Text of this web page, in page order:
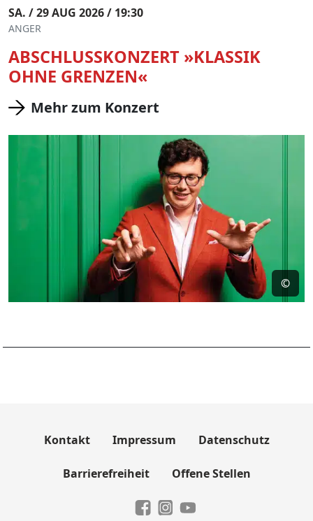
SA. / 29 AUG 2026 / 19:30
ANGER
ABSCHLUSSKONZERT »KLASSIK
OHNE GRENZEN«
Mehr zum Konzert
©
Kontakt Impressum Datenschutz
Barrierefreiheit Offene Stellen